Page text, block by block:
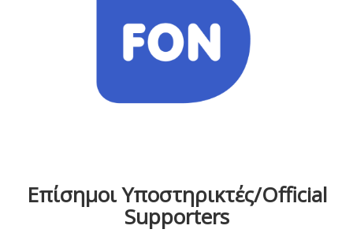
Επίσημοι Υποστηρικτές/Official
Supporters